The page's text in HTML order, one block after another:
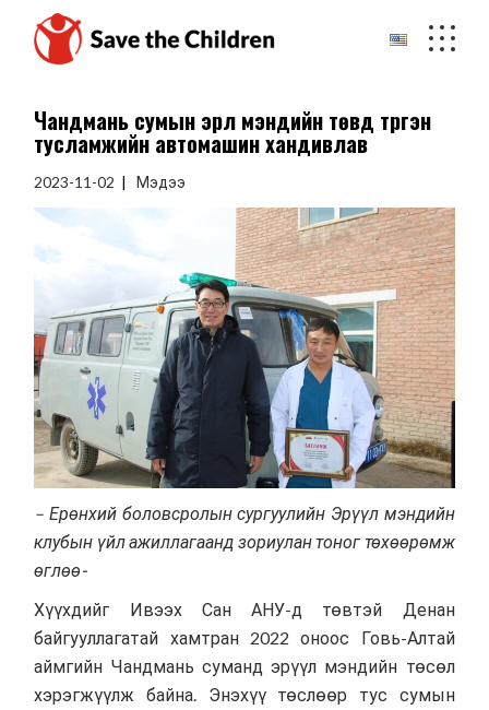
content
Чандмань сумын эрүүл мэндийн төвд түргэн
тусламжийн автомашин хандивлав
2023-11-02 Мэдээ
– Ерөнхий боловсролын сургуулийн Эрүүл мэндийн
клубын үйл ажиллагаанд зориулан тоног төхөөрөмж
өглөө-
Хүүхдийг Ивээх Сан АНУ-д төвтэй Денан
байгууллагатай хамтран 2022 оноос Говь-Алтай
аймгийн Чандмань суманд эрүүл мэндийн төсөл
хэрэгжүүлж байна. Энэхүү төслөөр тус сумын